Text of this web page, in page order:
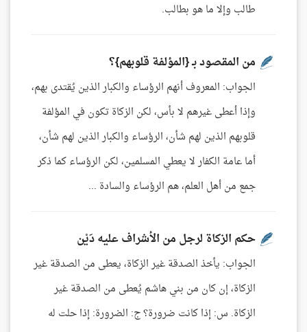
طالب وإلا ما هو بطالب.
من المقصود بـ {المؤلفة قلوبهم}؟
الجواب: المعروف أنهم الرؤساء والكبار الذين يُقتدى بهم،
وإذا أعطى غيرهم لا بأس، لكن الزكاة تكون في المؤلفة
قلوبهم الذين لهم شأن، الرؤساء والكبار الذين لهم شأن،
أما عامة الكفار لا يعطي المسلمين، لكن الرؤساء كما ذكر
جمع من أهل العلم، هم الرؤساء والسادة ...
حكم الزكاة لرجل من الأشراف عليه دَيْن
الجواب: يأخذ الصدقة غير الزكاة، يعطى من الصدقة غير
الزكاة، إن كان من بني هاشم يُعطى من الصدقة غير
الزكاة. س: إذا كانت ضرورة؟ ج: الضرورة: إذا حلت له